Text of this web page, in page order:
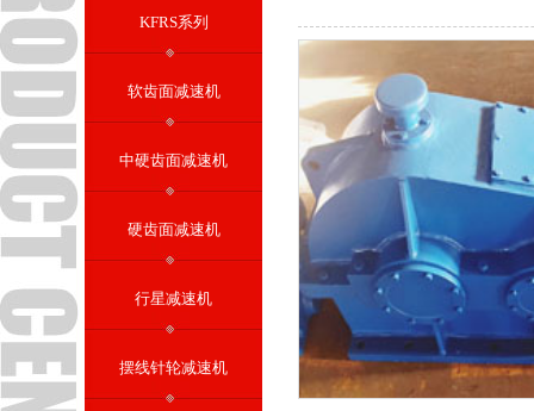
KFRS系列
软齿面减速机
中硬齿面减速机
硬齿面减速机
行星减速机
摆线针轮减速机